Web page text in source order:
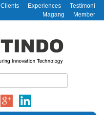
Clients Experiences
Testimoni
Magang
Member